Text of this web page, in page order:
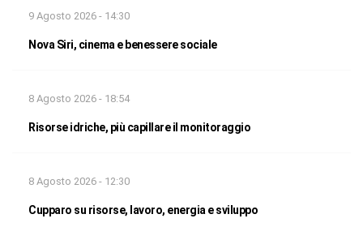
9 Agosto 2026 - 14:30
Nova Siri, cinema e benessere sociale
8 Agosto 2026 - 18:54
Risorse idriche, più capillare il monitoraggio
8 Agosto 2026 - 12:30
Cupparo su risorse, lavoro, energia e sviluppo